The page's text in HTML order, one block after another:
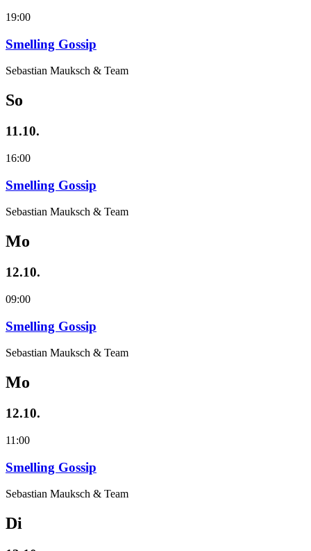
19:00
Smelling Gossip
Sebastian Mauksch & Team
So
11.10.
16:00
Smelling Gossip
Sebastian Mauksch & Team
Mo
12.10.
09:00
Smelling Gossip
Sebastian Mauksch & Team
Mo
12.10.
11:00
Smelling Gossip
Sebastian Mauksch & Team
Di